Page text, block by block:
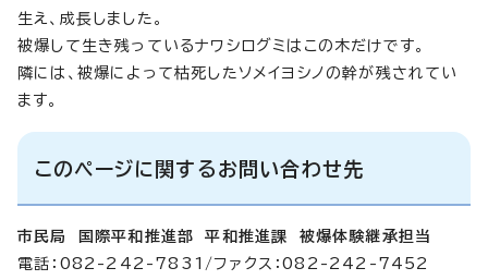
生え、成長しました。
被爆して生き残っているナワシログミはこの木だけです。
隣には、被爆によって枯死したソメイヨシノの幹が残されてい
ます。
このページに関するお問い合わせ先
市民局 国際平和推進部 平和推進課 被爆体験継承担当
電話：082-242-7831/ファクス：082-242-7452